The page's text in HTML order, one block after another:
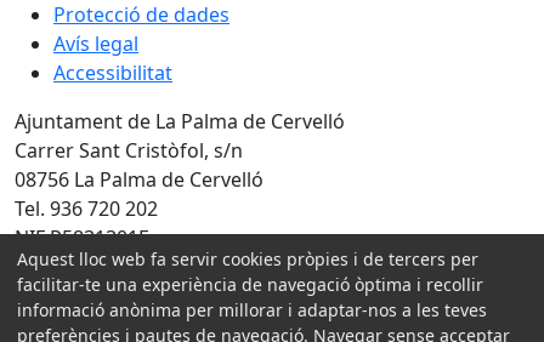
Protecció de dades
Avís legal
Accessibilitat
Ajuntament de La Palma de Cervelló
Carrer Sant Cristòfol, s/n
08756 La Palma de Cervelló
Tel. 936 720 202
NIF P5831301F
Amb la col·laboració de:
Aquest lloc web fa servir cookies pròpies i de tercers per
facilitar-te una experiència de navegació òptima i recollir
informació anònima per millorar i adaptar-nos a les teves
preferències i pautes de navegació. Navegar sense acceptar